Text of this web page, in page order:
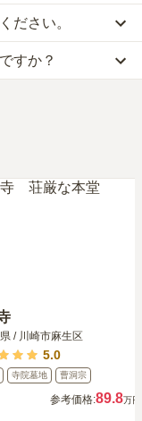
石代別)からお求めい
場は、一般墓が約89
い、という訳ではあ
ださい。
停」下車徒歩0分で
から車で約10分で
すか？
りません。
現地見学を通して、
/ 川崎市麻生区
5.0
寺院墓地 曹洞宗
参考価格:89.8万円